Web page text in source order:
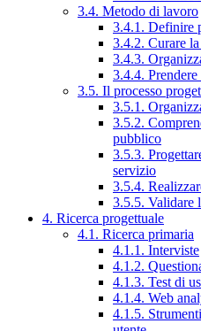
3.4. Metodo di lavoro
3.4.1. Definire
3.4.2. Curare
3.4.3.
3.4.4.
3.5. Il processo
3.5.1.
3.5.2.
pubblico
3.5.3.
servizio
3.5.4.
3.5.5. Validare
4. Ricerca progettuale
4.1. Ricerca primaria
4.1.1. Interviste
4.1.2.
4.1.3. Test di
4.1.4. Web
4.1.5.